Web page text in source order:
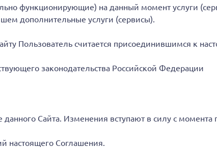
функционирующие) на данный момент услуги
дополнительные услуги (сервисы).
Пользователь считается присоединившимся к
законодательства Российской Федерации
Сайта. Изменения вступают в силу с момента
настоящего Соглашения.